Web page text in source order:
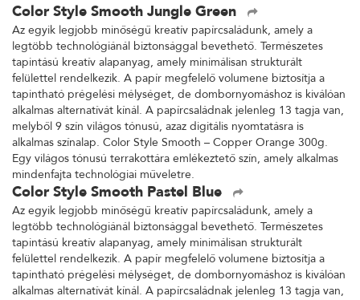
Color Style Smooth Jungle Green
Az egyik legjobb minőségű kreatív papírcsaládunk, amely a
legtöbb technológiánál biztonsággal bevethető. Természetes
tapintású kreatív alapanyag, amely minimálisan strukturált
felülettel rendelkezik. A papír megfelelő volumene biztosítja a
tapintható prégelési mélységet, de dombornyomáshoz is kiválóan
alkalmas alternatívát kínál. A papírcsaládnak jelenleg 13 tagja van,
melyből 9 szín világos tónusú, azaz digitális nyomtatásra is
alkalmas színalap. Color Style Smooth – Copper Orange 300g.
Egy világos tónusú terrakottára emlékeztető szín, amely alkalmas
mindenfajta technológiai műveletre.
Color Style Smooth Pastel Blue
Az egyik legjobb minőségű kreatív papírcsaládunk, amely a
legtöbb technológiánál biztonsággal bevethető. Természetes
tapintású kreatív alapanyag, amely minimálisan strukturált
felülettel rendelkezik. A papír megfelelő volumene biztosítja a
tapintható prégelési mélységet, de dombornyomáshoz is kiválóan
alkalmas alternatívát kínál. A papírcsaládnak jelenleg 13 tagja van,